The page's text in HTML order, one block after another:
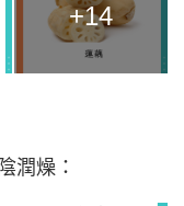
+14
潤燥：